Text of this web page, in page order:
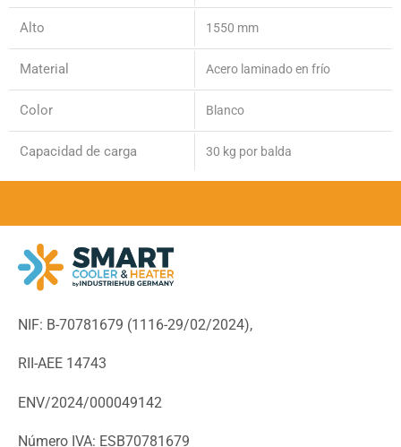
Alto 1550 mm
Material Acero laminado en frío
Color Blanco
Capacidad de carga 30 kg por balda
NIF: B-70781679 (1116-29/02/2024),
RII-AEE 14743
ENV/2024/000049142
Número IVA: ESB70781679